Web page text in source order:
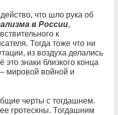
что шло рука об
в России,
к
Тогда тоже что ни
из воздуха делались
это знаки близкого конца
мировой войной и
черты с тогдашнем.
гротескны. Тогдашним